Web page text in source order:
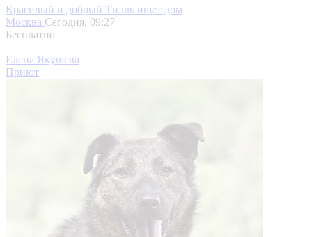
Красивый и добрый Тилль ищет дом
Москва Сегодня, 09:27
Бесплатно
Елена Якушева
Приют